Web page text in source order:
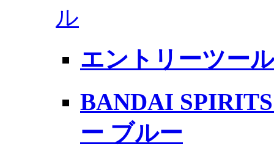
ル
エントリーツー
BANDAI
ー ブルー